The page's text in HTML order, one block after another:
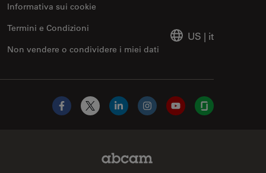
Informativa sui cookie
Non vendere o condividere i miei dati
Termini e Condizioni
US | it
Facebook
X LinkedInInstagramYouTubeGlassdoor